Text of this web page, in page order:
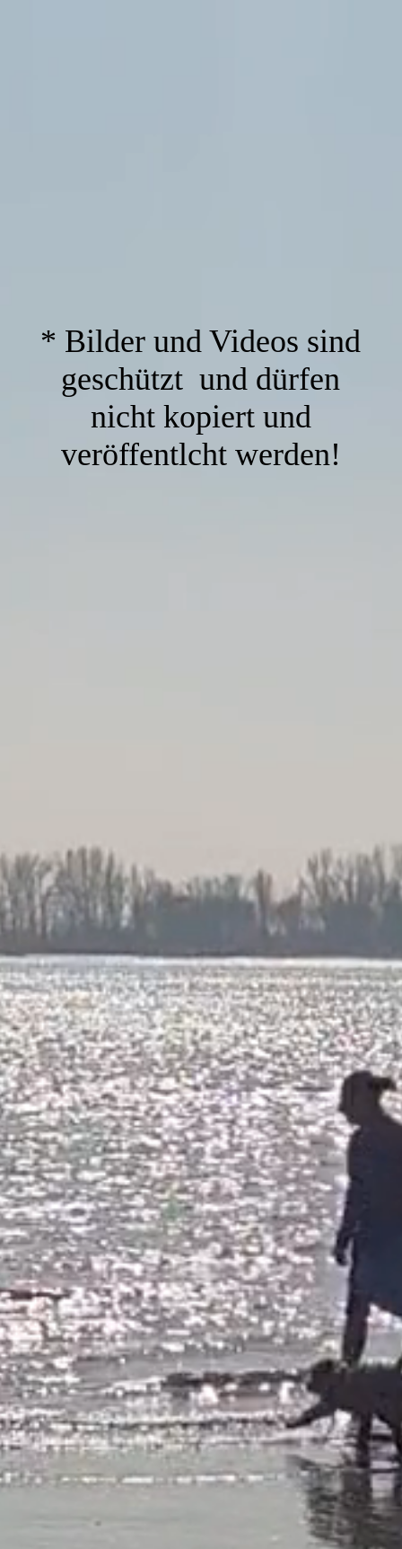
* Bilder und Videos sind
geschützt und dürfen
nicht kopiert und
veröffentlcht werden!